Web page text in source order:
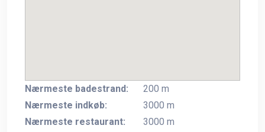
Nærmeste badestrand:
200 m
Nærmeste indkøb:
3000 m
Nærmeste restaurant:
3000 m